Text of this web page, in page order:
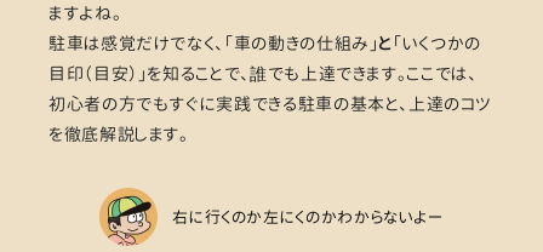
ますよね。
駐車は感覚だけでなく、「車の動きの仕組み」と「いくつかの
目印（目安）」を知ることで、誰でも上達できます。ここでは、
初心者の方でもすぐに実践できる駐車の基本と、上達のコツ
を徹底解説します。
右に行くのか左にくのかわからないよー